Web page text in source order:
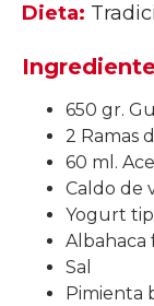
Dieta:
650 gr.
2 Ramas
60 ml.
Caldo de
Yogurt
Albahaca
Sal
Pimienta